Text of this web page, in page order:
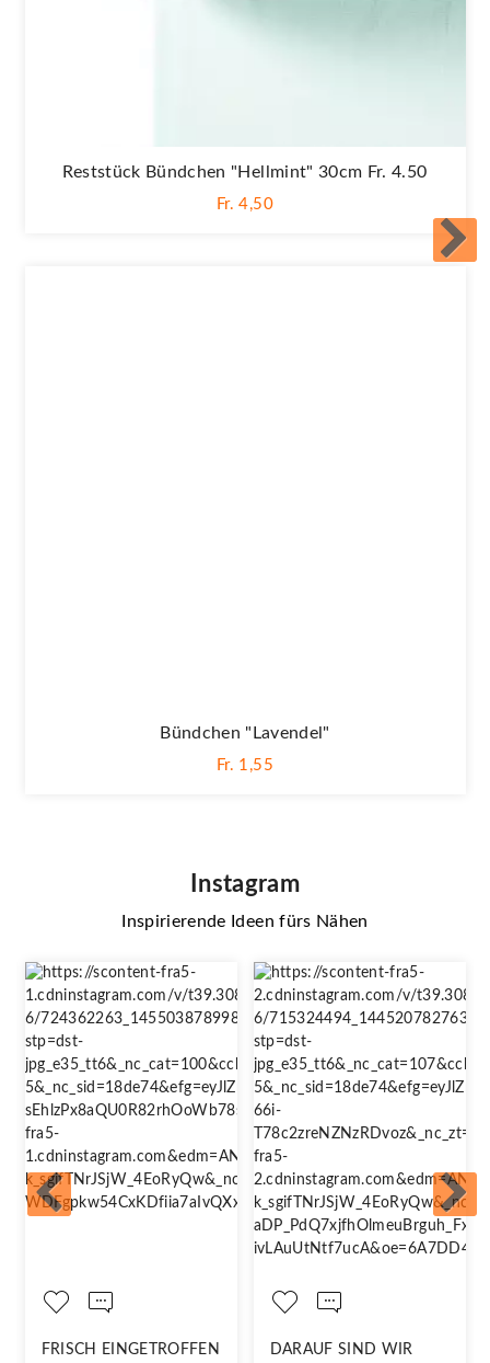
Reststück Bündchen "Hellmint" 30cm Fr. 4.50
Fr. 4,50
Bündchen "lavendel"
Fr. 1,55
Instagram
Inspirierende Ideen fürs Nähen
FRISCH EINGETROFFEN
DARAUF SIND WIR